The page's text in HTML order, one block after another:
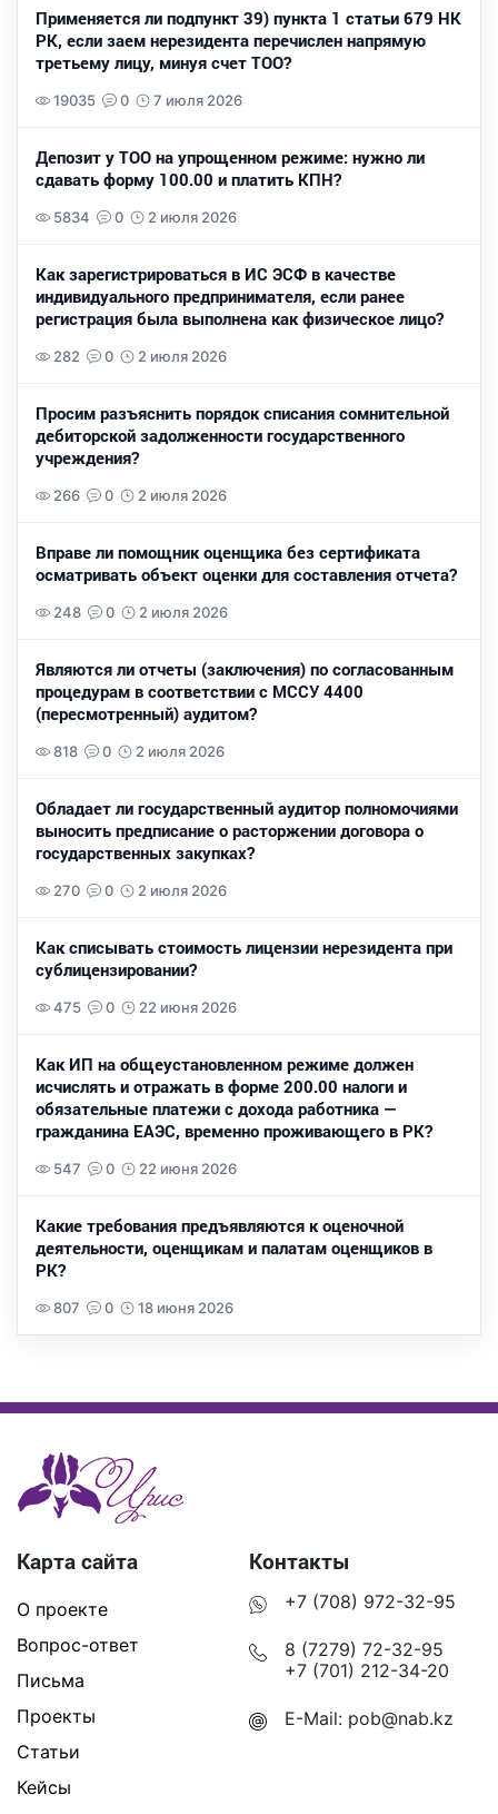
Применяется ли подпункт 39) пункта 1 статьи 679 НК
РК, если заем нерезидента перечислен напрямую
третьему лицу, минуя счет ТОО?
19035 0 7 июля 2026
Депозит у ТОО на упрощенном режиме: нужно ли
сдавать форму 100.00 и платить КПН?
5834 0 2 июля 2026
Как зарегистрироваться в ИС ЭСФ в качестве
индивидуального предпринимателя, если ранее
регистрация была выполнена как физическое лицо?
282 0 2 июля 2026
Просим разъяснить порядок списания сомнительной
дебиторской задолженности государственного
учреждения?
266 0 2 июля 2026
Вправе ли помощник оценщика без сертификата
осматривать объект оценки для составления отчета?
248 0 2 июля 2026
Являются ли отчеты (заключения) по согласованным
процедурам в соответствии с МССУ 4400
(пересмотренный) аудитом?
818 0 2 июля 2026
Обладает ли государственный аудитор полномочиями
выносить предписание о расторжении договора о
государственных закупках?
270 0 2 июля 2026
Как списывать стоимость лицензии нерезидента при
сублицензировании?
475 0 22 июня 2026
Как ИП на общеустановленном режиме должен
исчислять и отражать в форме 200.00 налоги и
обязательные платежи с дохода работника —
гражданина ЕАЭС, временно проживающего в РК?
547 0 22 июня 2026
Какие требования предъявляются к оценочной
деятельности, оценщикам и палатам оценщиков в
РК?
807 0 18 июня 2026
Карта сайта
О проекте
Вопрос-ответ
Письма
Проекты
Статьи
Кейсы
Контакты
+7 (708) 972-32-95
8 (7279) 72-32-95
+7 (701) 212-34-20
E-Mail: pob@nab.kz